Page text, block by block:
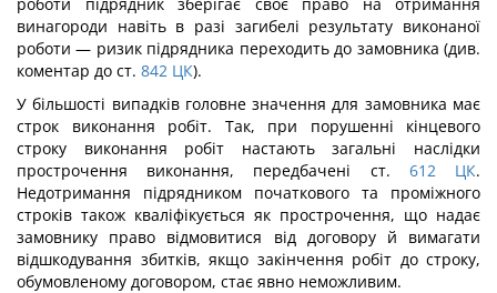
винагороди навіть в разі загибелі результату виконаної
роботи — ризик підрядника переходить до замовника (див.
коментар до ст. 842 ЦК).
У більшості випадків головне значення для замовника має
строк виконання робіт. Так, при порушенні кінцевого
строку виконання робіт настають загальні наслідки
прострочення виконання, передбачені ст. 612 ЦК.
Недотримання підрядником початкового та проміжного
строків також кваліфікується як прострочення, що надає
замовнику право відмовитися від договору й вимагати
відшкодування збитків, якщо закінчення робіт до строку,
обумовленому договором, стає явно неможливим.